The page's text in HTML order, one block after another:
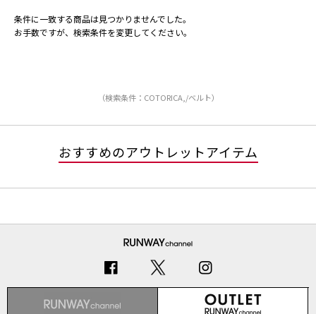
条件に一致する商品は見つかりませんでした。
お手数ですが、検索条件を変更してください。
（検索条件：COTORICA,/ベルト）
おすすめのアウトレットアイテム